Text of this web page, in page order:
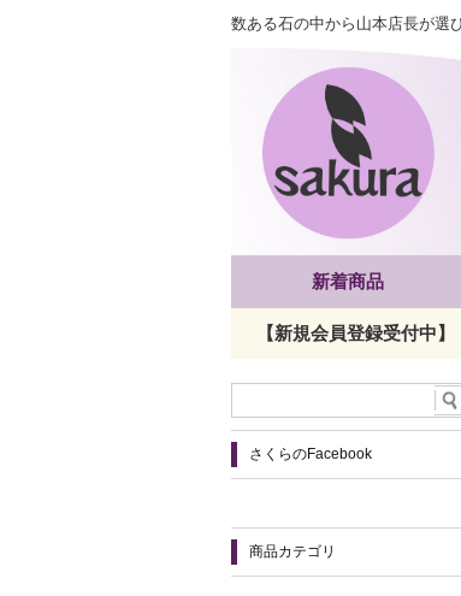
数ある石の中から山本店長が選
新着商品
【新規会員登録受付中】
さくらのFacebook
商品カテゴリ